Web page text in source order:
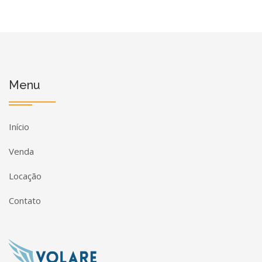
Menu
Início
Venda
Locação
Contato
Página inicial